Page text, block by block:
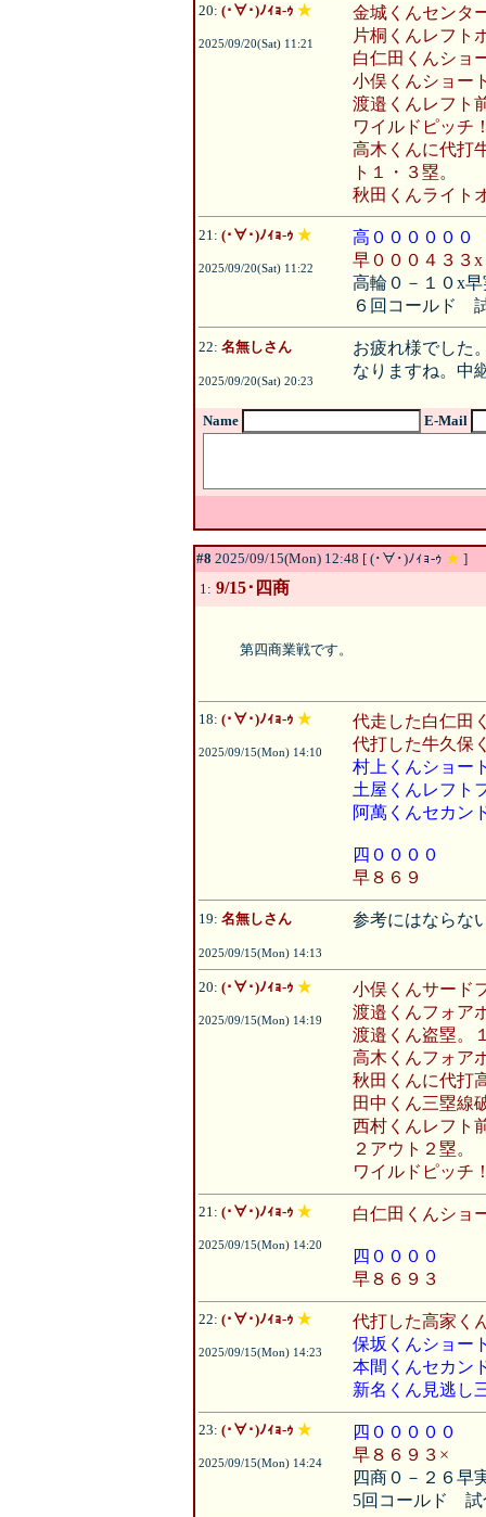
20: (･∀･)ﾉｨｮ-ｩ ★
2025/09/20(Sat) 11:21
金城くんセンタ
片桐くんレフト
白仁田くんショ
小俣くんショー
渡邉くんレフト
ワイルドピッ
高木くんに代打
ト１・３塁。
秋田くんライト
21: (･∀･)ﾉｨｮ-ｩ ★
2025/09/20(Sat) 11:22
高００００００
早０００４３３x
高輪０－１０x早
６回コールド
22: 名無しさん
2025/09/20(Sat) 20:23
お疲れ様でした
なりますね。中
Name E-Mail
#8 2025/09/15(Mon) 12:48 [ (･∀･)ﾉｨｮ-ｩ ★ ]
1: 9/15･四商
第四商業戦です。
18: (･∀･)ﾉｨｮ-ｩ ★
2025/09/15(Mon) 14:10
代走した白仁田
代打した牛久保
村上くんショー
土屋くんレフト
阿萬くんセカン
四００００
早８６９
19: 名無しさん
2025/09/15(Mon) 14:13
参考にはならな
20: (･∀･)ﾉｨｮ-ｩ ★
2025/09/15(Mon) 14:19
小俣くんサード
渡邉くんフォア
渡邉くん盗塁。
高木くんフォア
秋田くんに代打
田中くん三塁線
西村くんレフ
２アウト２塁。
ワイルドピッ
21: (･∀･)ﾉｨｮ-ｩ ★
2025/09/15(Mon) 14:20
白仁田くんショ
四００００
早８６９３
22: (･∀･)ﾉｨｮ-ｩ ★
2025/09/15(Mon) 14:23
代打した高家く
保坂くんショー
本間くんセカン
新名くん見逃し
23: (･∀･)ﾉｨｮ-ｩ ★
2025/09/15(Mon) 14:24
四０００００
早８６９３×
四商０－２６早
5回コールド 試